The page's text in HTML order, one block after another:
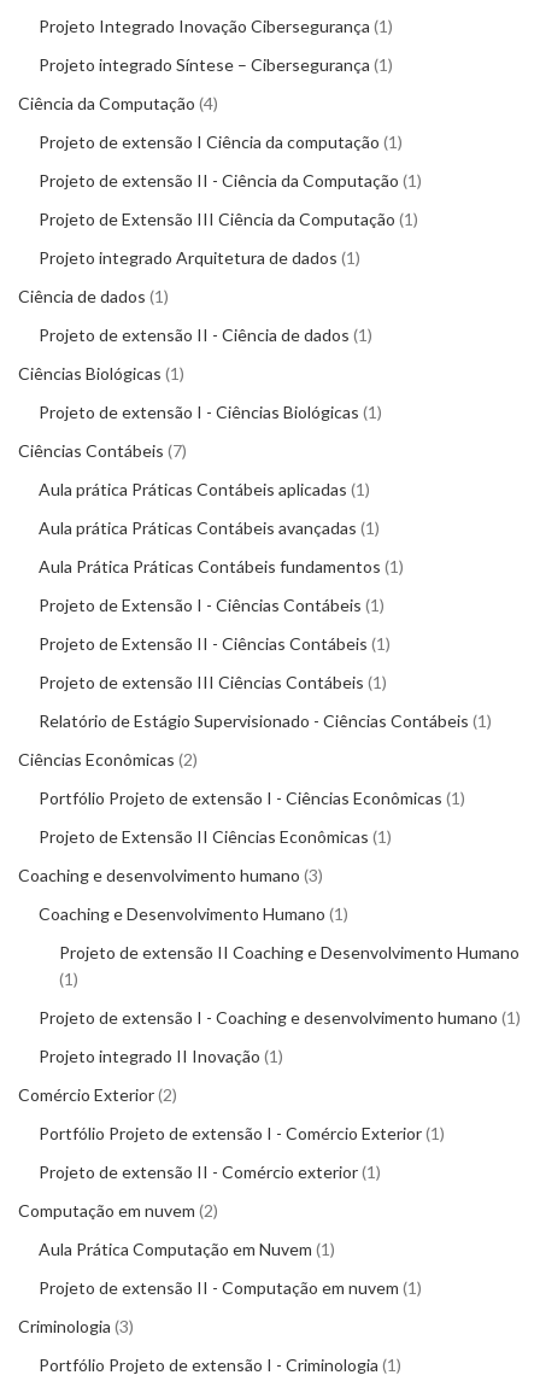
Projeto Integrado Inovação Cibersegurança 1
Projeto integrado Síntese – Cibersegurança 1
Ciência da Computação 4
Projeto de extensão I Ciência da computação 1
Projeto de extensão II - Ciência da Computação 1
Projeto de Extensão III Ciência da Computação 1
Projeto integrado Arquitetura de dados 1
Ciência de dados 1
Projeto de extensão II - Ciência de dados 1
Ciências Biológicas 1
Projeto de extensão I - Ciências Biológicas 1
Ciências Contábeis 7
Aula prática Práticas Contábeis aplicadas 1
Aula prática Práticas Contábeis avançadas 1
Aula Prática Práticas Contábeis fundamentos 1
Projeto de Extensão I - Ciências Contábeis 1
Projeto de Extensão II - Ciências Contábeis 1
Projeto de extensão III Ciências Contábeis 1
Relatório de Estágio Supervisionado - Ciências Contábeis 1
Ciências Econômicas 2
Portfólio Projeto de extensão I - Ciências Econômicas 1
Projeto de Extensão II Ciências Econômicas 1
Coaching e desenvolvimento humano 3
Coaching e Desenvolvimento Humano 1
Projeto de extensão II Coaching e Desenvolvimento Humano
1
Projeto de extensão I - Coaching e desenvolvimento humano 1
Projeto integrado II Inovação 1
Comércio Exterior 2
Portfólio Projeto de extensão I - Comércio Exterior 1
Projeto de extensão II - Comércio exterior 1
Computação em nuvem 2
Aula Prática Computação em Nuvem 1
Projeto de extensão II - Computação em nuvem 1
Criminologia 3
Portfólio Projeto de extensão I - Criminologia 1